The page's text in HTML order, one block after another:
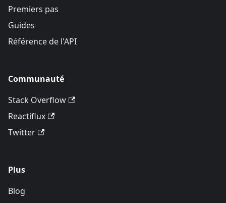
Premiers pas
Guides
Référence de l'API
Communauté
Stack Overflow
Reactiflux
Twitter
Plus
Blog